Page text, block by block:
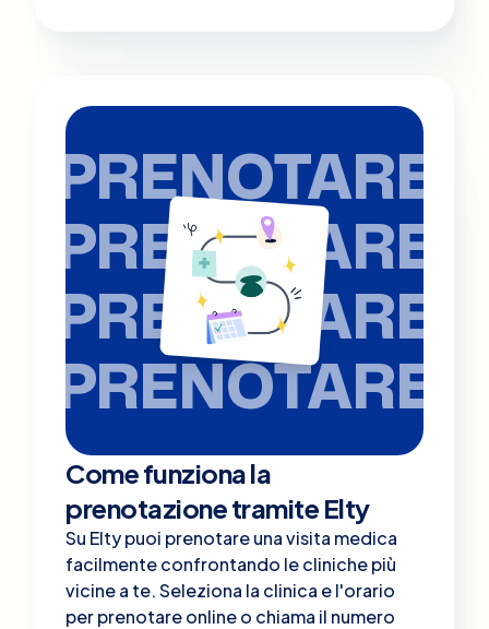
PRENOTARE
PRENOTARE
PRENOTARE
PRENOTARE
Come funziona la
prenotazione tramite Elty
Su Elty puoi prenotare una visita medica
facilmente confrontando le cliniche più
vicine a te. Seleziona la clinica e l'orario
per prenotare online o chiama il numero